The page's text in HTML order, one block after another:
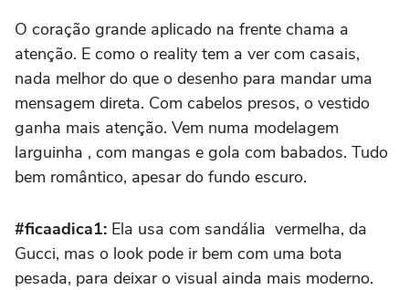
O coração grande aplicado na frente chama a
atenção. E como o reality tem a ver com casais,
nada melhor do que o desenho para mandar uma
mensagem direta. Com cabelos presos, o vestido
ganha mais atenção. Vem numa modelagem
larguinha , com mangas e gola com babados. Tudo
bem romântico, apesar do fundo escuro.
#ficaadica1: Ela usa com sandália vermelha, da
Gucci, mas o look pode ir bem com uma bota
pesada, para deixar o visual ainda mais moderno.